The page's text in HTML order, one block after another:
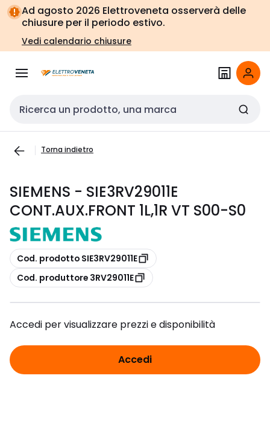
Vai alla
navigazione
Vai
alla
pagina
Ad agosto 2026 Elettroveneta osserverà delle
chiusure per il periodo estivo.
Vedi calendario chiusure
Cerca input
Torna indietro
SIEMENS - SIE3RV29011E
CONT.AUX.FRONT 1L,1R VT S00-S0
copia
Cod. prodotto SIE3RV29011E
copia
Cod. produttore 3RV29011E
Accedi per visualizzare prezzi e disponibilità
Accedi